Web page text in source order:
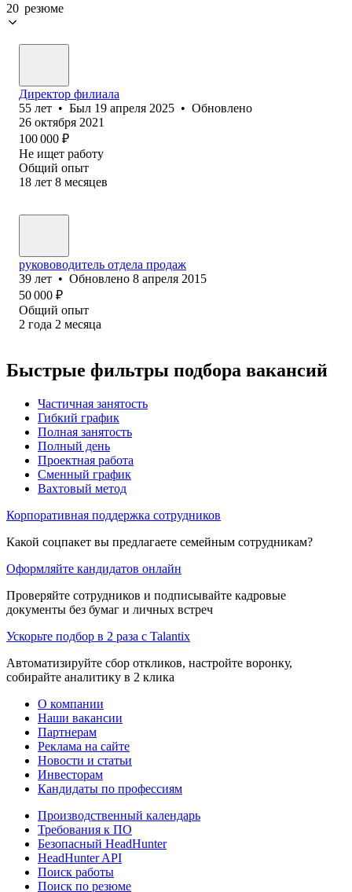
20 резюме
Директор филиала
55 лет • Был 19 апреля 2025 • Обновлено
26 октября 2021
100 000 ₽
Не ищет работу
Общий опыт
18 лет 8 месяцев
рукововодитель отдела продаж
39 лет • Обновлено 8 апреля 2015
50 000 ₽
Общий опыт
2 года 2 месяца
Быстрые фильтры подбора вакансий
Частичная занятость
Гибкий график
Полная занятость
Полный день
Проектная работа
Сменный график
Вахтовый метод
Корпоративная поддержка сотрудников
Какой соцпакет вы предлагаете семейным сотрудникам?
Оформляйте кандидатов онлайн
Проверяйте сотрудников и подписывайте кадровые
документы без бумаг и личных встреч
Ускорьте подбор в 2 раза с Talantix
Автоматизируйте сбор откликов, настройте воронку,
собирайте аналитику в 2 клика
О компании
Наши вакансии
Партнерам
Реклама на сайте
Новости и статьи
Инвесторам
Кандидаты по профессиям
Производственный календарь
Требования к ПО
Безопасный HeadHunter
HeadHunter API
Поиск работы
Поиск по резюме